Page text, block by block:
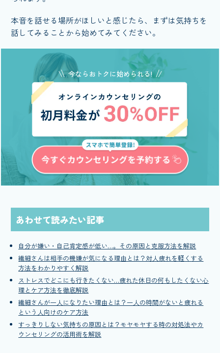
本音を話せる場所がほしいと感じたら、まずは気持ちを
話してみることから始めてみてください。
今ならおトクに始められる!
あわせて読みたい記事
自分が嫌い・自己肯定感が低い…。その原因と克服方法を解説
繊細さんは相手の機嫌が気になる理由とは？対人疲れを軽くする
方法をわかりやすく解説
ストレスでどこにも行きたくない…疲れた休日の何もしたくない心
理とケア方法を徹底解説
繊細さんが一人になりたい理由とは？一人の時間がないと疲れる
という人向けのケア方法
すっきりしない気持ちの原因とは？モヤモヤする時の対処法やカ
ウンセリングの活用術を解説